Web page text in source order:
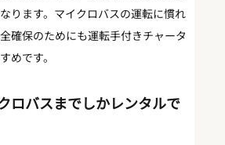
ります。マイクロバスの運転に慣れ
確保のためにも運転手付きチャータ
めです。
ロバスまでしかレンタルで